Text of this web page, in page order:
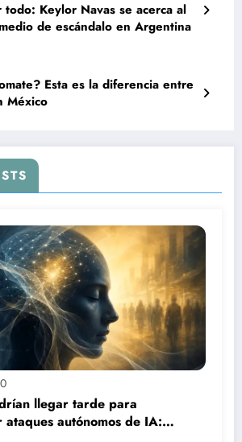
todo: Keylor Navas se acerca al
de escándalo en Argentina
Esta es la diferencia entre
México
0
llegar tarde para
autónomos de IA: